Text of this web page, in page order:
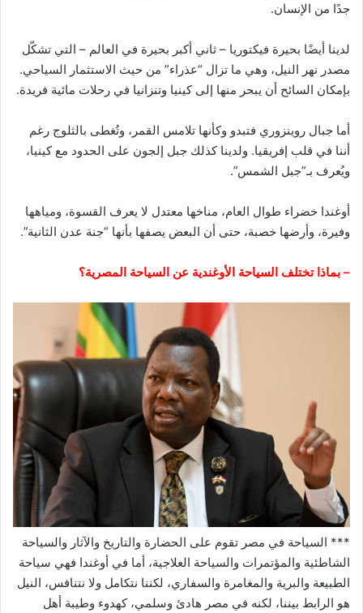
جدًا من الإنسان.
لدينا أيضًا بحيرة فيكتوريا – ثاني أكبر بحيرة في العالم – التي تشكّل
مصدر نهر النيل، وهي ما تزال “عذراء” من حيث الاستثمار السياحي.
بإمكان السائح أن يبحر منها إلى كينيا وتنزانيا في رحلات مائية فريدة.
أما جبال روينزوري فتبدو وكأنها تلامس القمر، وتُغطى بالثلوج رغم
أننا في قلب إفريقيا. ولدينا كذلك جبل إلجون على الحدود مع كينيا،
ويُعرف بـ”جبل الشمس”.
أوغندا خضراء طوال العام، مناخها معتدل لا يعرف القسوة، ومياهها
وفيرة، وأرضها خصبة، حتى أن البعض يصفها بأنها “جنة عدن الثانية”.
– بماذا تختلف السياحة الأوغندية عن السياحة المصرية؟
*** السياحة في مصر تقوم على الحضارة والتاريخ والآثار والسياحة
الشاطئية والمؤتمرات والسياحة العلاجية، أما في أوغندا فهي سياحة
الطبيعة والبرية والمغامرة والسفاري، لكننا نتكامل ولا نتنافس، النيل
هو الرابط بيننا، لكنه في مصر هادئ وسلمي، كهدوء وطيبة أهل